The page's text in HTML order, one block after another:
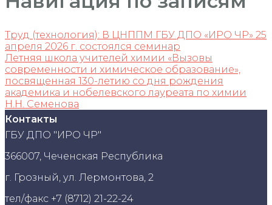
Труд (технология): В ЦНППМ ГБУ ДПО «ИРО ЧР» 25
апреля 2026 г. состоялся семинар
Летняя школа учителей химии «Вызовы
современности и химическое образование»,
посвященная 130-летию со дня рождения
академика и нобелевского лауреата по химии
Н.Н. Семенова
Контакты
ГБУ ДПО "ИРО ЧР"
366007, Чеченская Республика
г. Грозный, ул. Лермонтова, 2
тел/факс +7 (8712) 21-22-24